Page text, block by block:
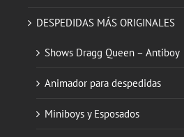
DESPEDIDAS MÁS ORIGINALES
Shows Dragg Queen – Antiboy
Animador para despedidas
Miniboys y Esposados